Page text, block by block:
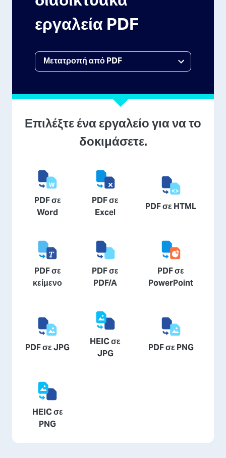
εργαλεία PDF
Επιλέξτε ένα εργαλείο για να το
δοκιμάσετε.
PDF σε
Word
PDF σε
Excel
PDF σε HTML
PDF σε
κείμενο
PDF σε
PDF/A
PDF σε
PowerPoint
PDF σε JPG
HEIC σε
JPG
PDF σε PNG
HEIC σε
PNG